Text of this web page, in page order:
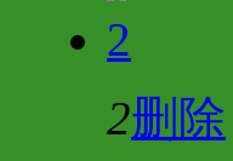
2
2删除